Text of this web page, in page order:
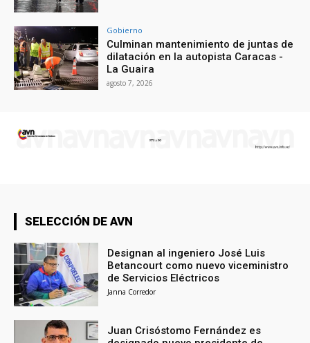
Gobierno
Culminan mantenimiento de juntas de
dilatación en la autopista Caracas -
La Guaira
agosto 7, 2026
SELECCIÓN DE AVN
Designan al ingeniero José Luis
Betancourt como nuevo viceministro
de Servicios Eléctricos
Janna Corredor
Juan Crisóstomo Fernández es